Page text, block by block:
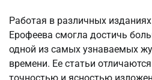
Работая в различных
Ерофеева смогла достичь
одной из самых узнаваемых
времени. Ее статьи
точностью и ясностью